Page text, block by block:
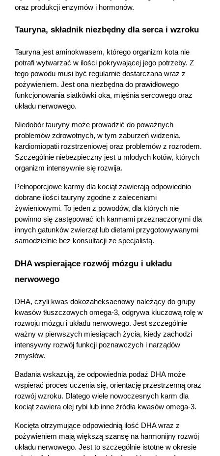
oraz produkcji enzymów i hormonów.
Tauryna, składnik niezbędny dla serca i wzroku
Tauryna jest aminokwasem, którego organizm kota nie
potrafi wytwarzać w ilości pokrywającej jego potrzeby. Z
tego powodu musi być regularnie dostarczana wraz z
pożywieniem. Jest ona niezbędna do prawidłowego
funkcjonowania siatkówki oka, mięśnia sercowego oraz
układu nerwowego.
Niedobór tauryny może prowadzić do poważnych
problemów zdrowotnych, w tym zaburzeń widzenia,
kardiomiopatii rozstrzeniowej oraz problemów z rozrodem.
Szczególnie niebezpieczny jest u młodych kotów, których
organizm intensywnie się rozwija.
Pełnoporcjowe karmy dla kociąt zawierają odpowiednio
dobrane ilości tauryny zgodne z zaleceniami
żywieniowymi. To jeden z powodów, dla których nie
powinno się zastępować ich karmami przeznaczonymi dla
innych gatunków zwierząt lub dietami przygotowywanymi
samodzielnie bez konsultacji ze specjalistą.
DHA wspierające rozwój mózgu i układu
nerwowego
DHA, czyli kwas dokozaheksaenowy należący do grupy
kwasów tłuszczowych omega-3, odgrywa kluczową rolę w
rozwoju mózgu i układu nerwowego. Jest szczególnie
ważny w pierwszych miesiącach życia, kiedy zachodzi
intensywny rozwój funkcji poznawczych i narządów
zmysłów.
Badania wskazują, że odpowiednia podaż DHA może
wspierać proces uczenia się, orientację przestrzenną oraz
rozwój wzroku. Dlatego wiele nowoczesnych karm dla
kociąt zawiera olej rybi lub inne źródła kwasów omega-3.
Kocięta otrzymujące odpowiednią ilość DHA wraz z
pożywieniem mają większą szansę na harmonijny rozwój
układu nerwowego. Jest to szczególnie istotne w okresie